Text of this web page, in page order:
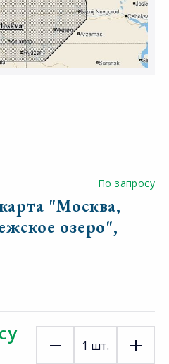
По запросу
"Москва,
озеро",
1 шт.